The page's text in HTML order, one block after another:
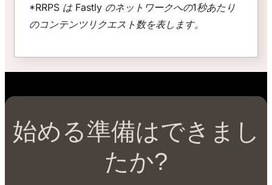
*RRPS は Fastly のネットワークへの1秒あたり
のコンテンツリクエスト数を表します。
始める準備はできまし
たか?